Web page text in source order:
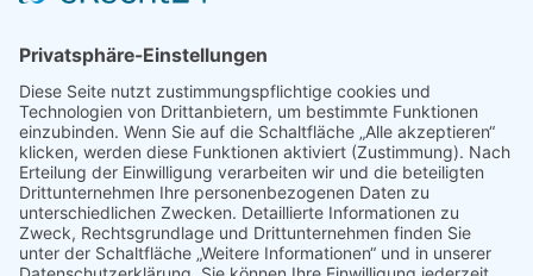
© 2022 - 2026 Dr. Christina Baum. Alle Rechte vorbehalten.